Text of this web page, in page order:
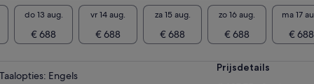
do 13 aug.
€ 688
vr 14 aug.
€ 688
za 15 aug.
€ 688
zo 16 aug.
€ 688
ma 17
€ 688
Engels
Prijsdetails